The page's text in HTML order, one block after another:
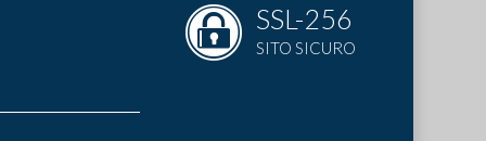
SSL-256
SITO SICURO